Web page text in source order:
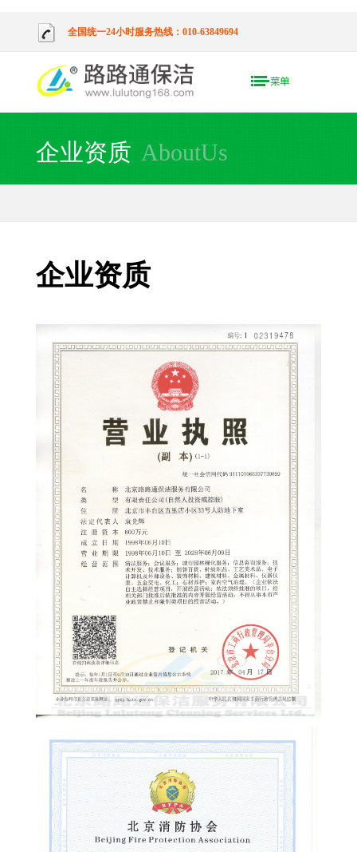
全国统一24小时服务热线：010-63849694
企业资质 AboutUs
企业资质